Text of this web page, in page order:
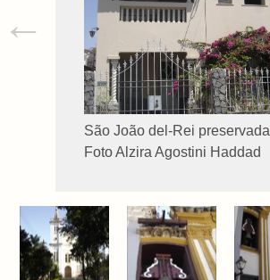
São João del-Rei preservada
Foto Alzira Agostini Haddad
←